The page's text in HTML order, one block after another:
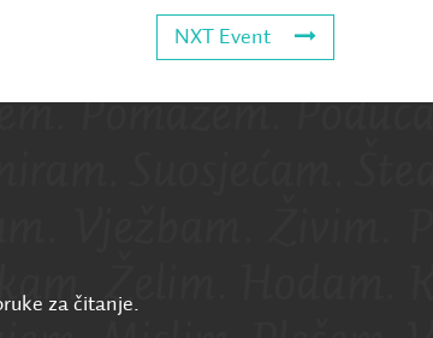
NXT Event
za čitanje.